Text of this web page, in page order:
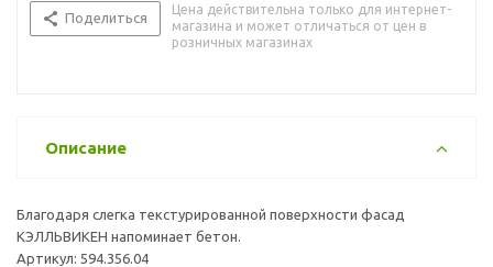
Поделиться
Цена действительна только для интернет-
магазина и может отличаться от цен в
розничных магазинах
Описание
Благодаря слегка текстурированной поверхности фасад
КЭЛЛЬВИКЕН напоминает бетон.
Артикул: 594.356.04